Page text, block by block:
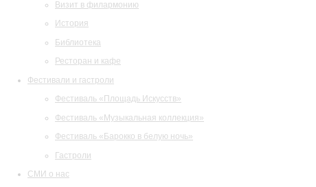
Визит в филармонию
История
Библиотека
Ресторан и кафе
Фестивали и гастроли
Фестиваль «Площадь Искусств»
Фестиваль «Музыкальная коллекция»
Фестиваль «Барокко в белую ночь»
Гастроли
СМИ о нас